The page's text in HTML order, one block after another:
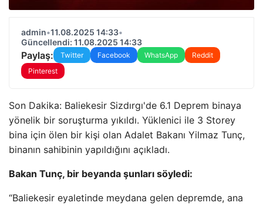
admin•11.08.2025 14:33•
Güncellendi: 11.08.2025 14:33
Paylaş: Twitter Facebook WhatsApp
Reddit
Pinterest
Son Dakika: Baliekesir Sizdırgı'de 6.1 Deprem binaya
yönelik bir soruşturma yıkıldı. Yüklenici ile 3 Storey
bina için ölen bir kişi olan Adalet Bakanı Yilmaz Tunç,
binanın sahibinin yapıldığını açıkladı.
Bakan Tunç, bir beyanda şunları söyledi:
“Baliekesir eyaletinde meydana gelen depremde, ana